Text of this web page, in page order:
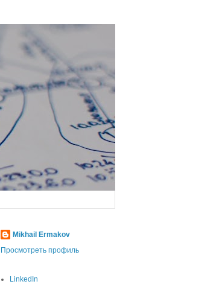
Mikhail Ermakov
Просмотреть профиль
LinkedIn